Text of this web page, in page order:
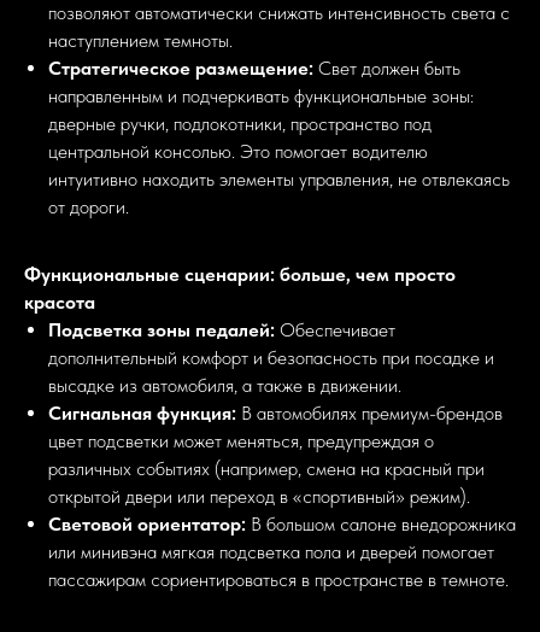
позволяют автоматически снижать интенсивность света с
наступлением темноты.
Стратегическое размещение: Свет должен быть
направленным и подчеркивать функциональные зоны:
дверные ручки, подлокотники, пространство под
центральной консолью. Это помогает водителю
интуитивно находить элементы управления, не отвлекаясь
от дороги.
Функциональные сценарии: больше, чем просто
красота
Подсветка зоны педалей: Обеспечивает
дополнительный комфорт и безопасность при посадке и
высадке из автомобиля, а также в движении.
Сигнальная функция: В автомобилях премиум-брендов
цвет подсветки может меняться, предупреждая о
различных событиях (например, смена на красный при
открытой двери или переход в «спортивный» режим).
Световой ориентатор: В большом салоне внедорожника
или минивэна мягкая подсветка пола и дверей помогает
пассажирам сориентироваться в пространстве в темноте.